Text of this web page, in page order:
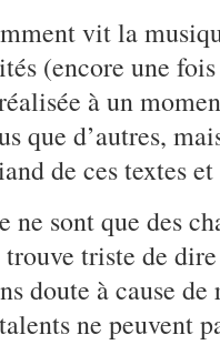
vit la
(encore une
à un
que d’autres,
de ces textes et
ne sont que des
triste de dire
doute à cause
ne peuvent